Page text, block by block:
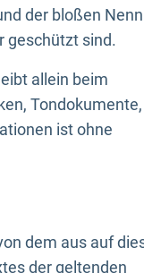
der bloßen
geschützt sind.
allein beim
Tondokumente,
ist ohne
dem aus auf
der geltenden